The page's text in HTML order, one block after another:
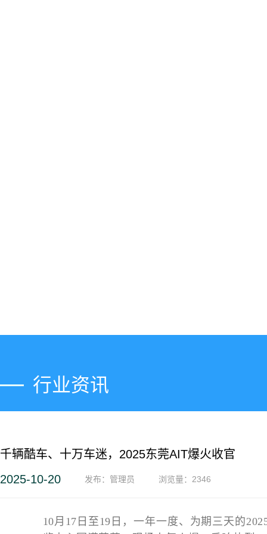
行业资讯
走进GDE
千辆酷车、十万车迷，2025东莞AIT爆火收官
2025-10-20
发布：管理员 浏览量： 2346
10月17日至19日，一年一度、为期三天的